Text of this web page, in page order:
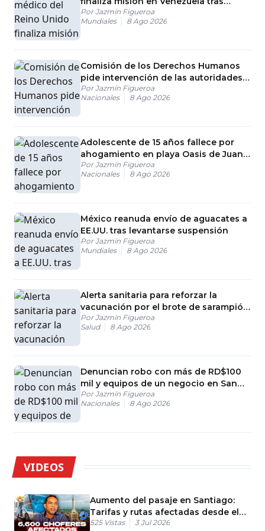
terremotos
PorJazmín Figueroa
Mundiales
8 Ago 2026
Comisión de los Derechos Humanos
pide intervención de las autoridades
en las playas de Juan Dolio
PorJazmín Figueroa
Nacionales
8 Ago 2026
Adolescente de 15 años fallece por
ahogamiento en playa Oasis de Juan
Dolio, SPM
PorJazmín Figueroa
Nacionales
8 Ago 2026
México reanuda envío de aguacates a
EE.UU. tras levantarse suspensión
PorJazmín Figueroa
Mundiales
8 Ago 2026
Alerta sanitaria para reforzar la
vacunación por el brote de sarampión
en América
PorJazmín Figueroa
Salud
8 Ago 2026
Denuncian robo con más de RD$100
mil y equipos de un negocio en San
José de Ocoa
PorJazmín Figueroa
Nacionales
8 Ago 2026
VIDEOS
Aumento del pasaje en Santiago:
Tarifas y rutas afectadas desde el
lunes
525 Vistas 3 Jul 2026